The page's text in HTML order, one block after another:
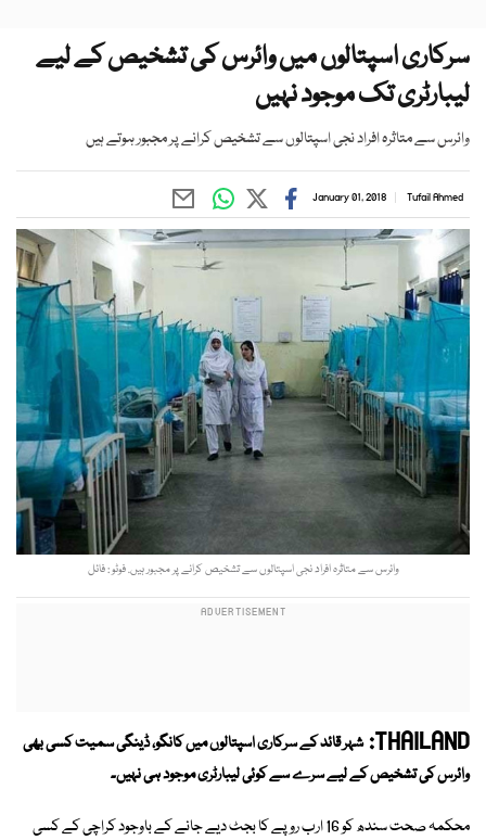
سرکاری اسپتالوں میں وائرس کی تشخیص کے لیے
لیبارٹری تک موجود نہیں
وائرس سے متاثرہ افراد نجی اسپتالوں سے تشخیص كرانے پر مجبور ہوتے ہیں
Tufail Ahmed
January 01, 2018
وائرس سے متاثرہ افراد نجی اسپتالوں سے تشخیص كرانے پر مجبور ہیں. فوٹو : فائل
THAILAND: شہر قائد کے سركاری اسپتالوں میں کانگو، ڈینگی سمیت كسی بھی
وائرس كی تشخیص كے لیے سرے سے کوئی لیبارٹری موجود ہی نہیں۔
محكمہ صحت سندھ كو 16 ارب روپے كا بجٹ دیے جانے کے باوجود كراچی كے كسی